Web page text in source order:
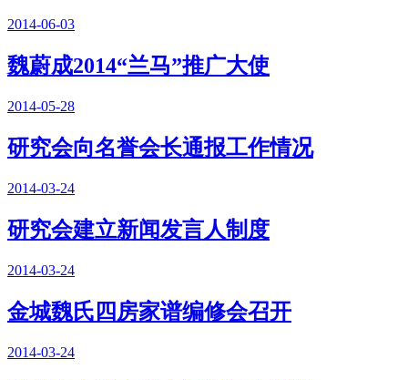
2014-06-03
魏蔚成2014“兰马”推广大使
2014-05-28
研究会向名誉会长通报工作情况
2014-03-24
研究会建立新闻发言人制度
2014-03-24
金城魏氏四房家谱编修会召开
2014-03-24